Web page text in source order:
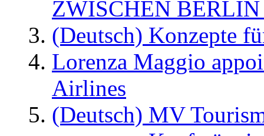
ZWISCHEN
(Deutsch) Konzepte
Lorenza Maggio
Airlines
(Deutsch) MV